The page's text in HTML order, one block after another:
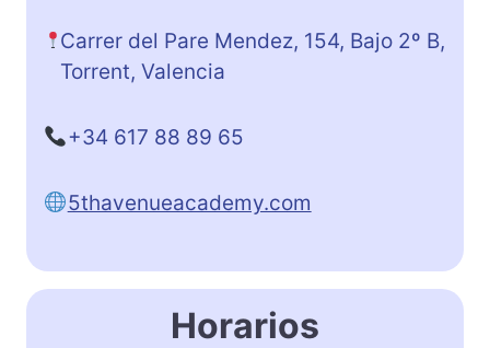
Carrer del Pare Mendez, 154, Bajo 2º B,
Torrent, Valencia
+34 617 88 89 65
5thavenueacademy.com
Horarios